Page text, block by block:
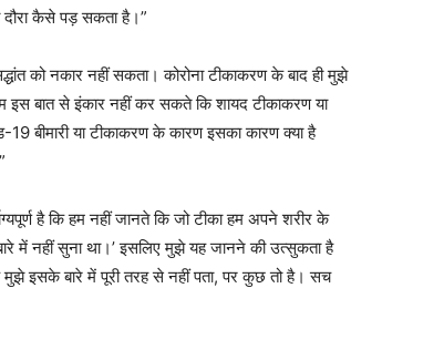
कैसे पड़ सकता है।”
को नकार नहीं सकता। कोरोना टीकाकरण के बाद ही मुझे
बात से इंकार नहीं कर सकते कि शायद टीकाकरण या
बीमारी या टीकाकरण के कारण इसका कारण क्या है
है कि हम नहीं जानते कि जो टीका हम अपने शरीर के
में नहीं सुना था।’ इसलिए मुझे यह जानने की उत्सुकता है
मुझे इसके बारे में पूरी तरह से नहीं पता, पर कुछ तो है। सच